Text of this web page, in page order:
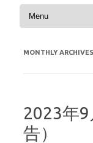
Skip to content
MONTHLY
2023年
告）